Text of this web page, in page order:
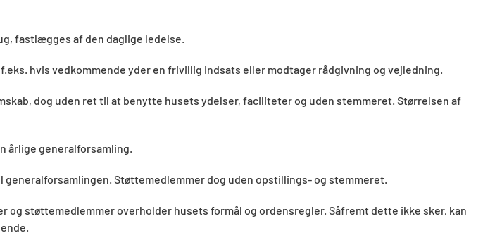
fastlægges af den daglige ledelse.
hvis vedkommende yder en frivillig indsats eller modtager rådgivning og vejledning.
dog uden ret til at benytte husets ydelser, faciliteter og uden stemmeret. Størrelsen af
årlige generalforsamling.
Støttemedlemmer dog uden opstillings- og stemmeret.
støttemedlemmer overholder husets formål og ordensregler. Såfremt dette ikke sker, kan